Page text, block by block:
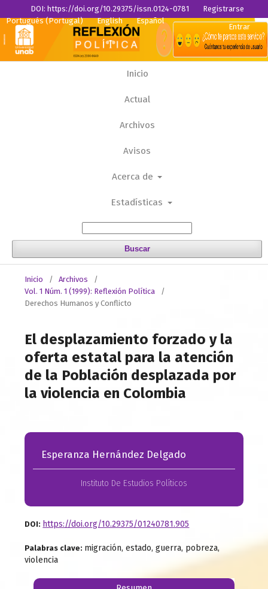
Inicio
Actual
Archivos
Avisos
Acerca de
Estadísticas
Buscar
Portugués (Portugal) English Español
DOI: https://doi.org/10.29375/issn.0124-0781
Registrarse
Entrar
Inicio / Archivos
/
Vol. 1 Núm. 1 (1999): Reflexión Política
/
Derechos Humanos y Conflicto
El desplazamiento forzado y la
oferta estatal para la atención
de la Población desplazada por
la violencia en Colombia
Esperanza Hernández Delgado
Instituto De Estudios Políticos
DOI: https://doi.org/10.29375/01240781.905
Palabras clave: migración, estado, guerra, pobreza,
violencia